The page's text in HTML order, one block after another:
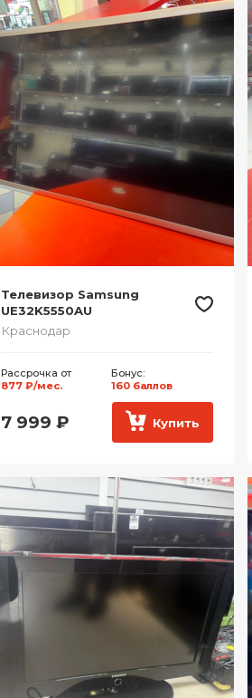
Телевизор Samsung
UE32K5550AU
Краснодар
Рассрочка от
877 ₽/мес.
Бонус:
160 баллов
7 999 ₽ Купить